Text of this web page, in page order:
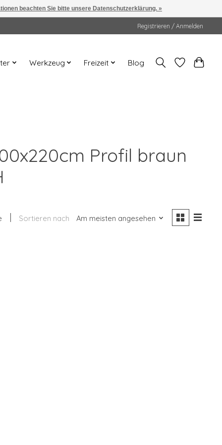
Registrieren / Anmelden
Werkzeug Freizeit Blog
Profil braun
Sortieren nach Am meisten angesehen
beachten Sie bitte unsere Datenschutzerklärung. »